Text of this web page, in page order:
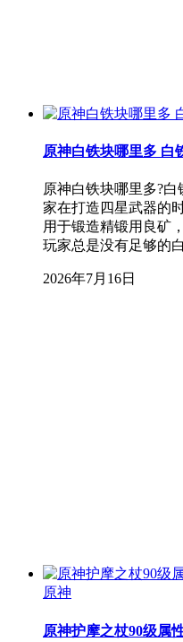
原神白铁块哪里多 白
原神白铁块哪里多?
家在打造四星武器的
用于锻造精锻用良矿
玩家总是没有足够的
2026年7月16日
原神
原神护摩之杖90级属